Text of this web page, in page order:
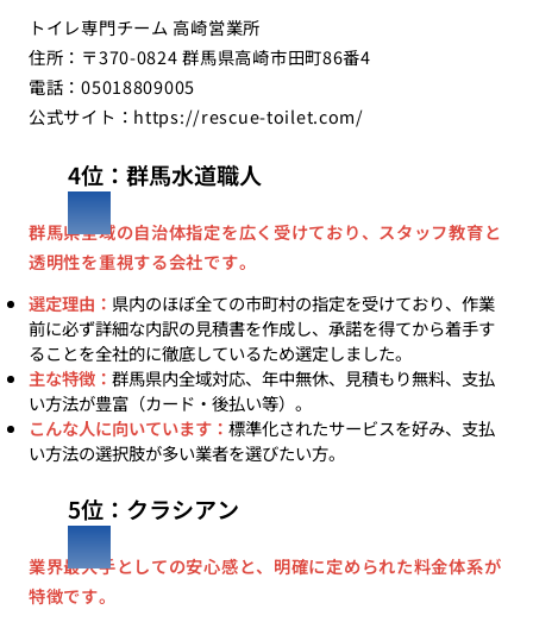
トイレ専門チーム 高崎営業所
住所：〒370-0824 群馬県高崎市田町86番4
電話：05018809005
公式サイト： https://rescue-toilet.com/
4位：群馬水道職人
群馬県全域の自治体指定を広く受けており、スタッフ教育と
透明性を重視する会社です。
選定理由： 県内のほぼ全ての市町村の指定を受けており、作業
前に必ず詳細な内訳の見積書を作成し、承諾を得てから着手す
ることを全社的に徹底しているため選定しました。
主な特徴： 群馬県内全域対応、年中無休、見積もり無料、支払
い方法が豊富（カード・後払い等）。
こんな人に向いています： 標準化されたサービスを好み、支払
い方法の選択肢が多い業者を選びたい方。
5位：クラシアン
業界最大手としての安心感と、明確に定められた料金体系が
特徴です。